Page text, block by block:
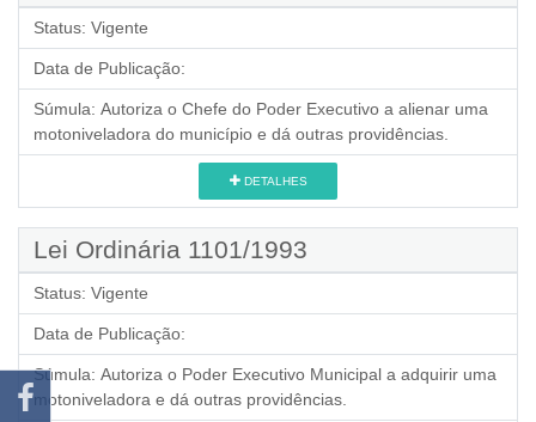
Status: Vigente
Data de Publicação:
Súmula: Autoriza o Chefe do Poder Executivo a alienar uma
motoniveladora do município e dá outras providências.
DETALHES
Lei Ordinária 1101/1993
Status: Vigente
Data de Publicação:
Súmula: Autoriza o Poder Executivo Municipal a adquirir uma
motoniveladora e dá outras providências.